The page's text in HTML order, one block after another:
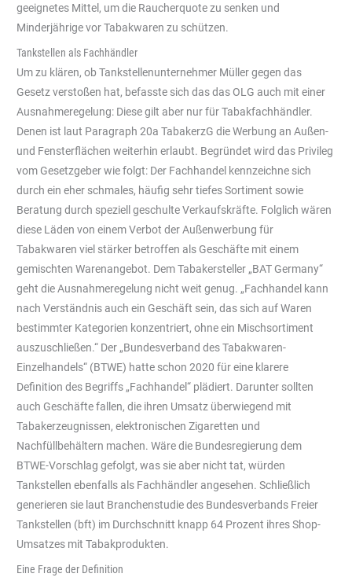
geeignetes Mittel, um die Raucherquote zu senken und
Minderjährige vor Tabakwaren zu schützen.
Tankstellen als Fachhändler
Um zu klären, ob Tankstellenunternehmer Müller gegen das
Gesetz verstoßen hat, befasste sich das das OLG auch mit einer
Ausnahmeregelung: Diese gilt aber nur für Tabakfachhändler.
Denen ist laut Paragraph 20a TabakerzG die Werbung an Außen-
und Fensterflächen weiterhin erlaubt. Begründet wird das Privileg
vom Gesetzgeber wie folgt: Der Fachhandel kennzeichne sich
durch ein eher schmales, häufig sehr tiefes Sortiment sowie
Beratung durch speziell geschulte Verkaufskräfte. Folglich wären
diese Läden von einem Verbot der Außenwerbung für
Tabakwaren viel stärker betroffen als Geschäfte mit einem
gemischten Warenangebot. Dem Tabakersteller „BAT Germany“
geht die Ausnahmeregelung nicht weit genug. „Fachhandel kann
nach Verständnis auch ein Geschäft sein, das sich auf Waren
bestimmter Kategorien konzentriert, ohne ein Mischsortiment
auszuschließen.“ Der „Bundesverband des Tabakwaren-
Einzelhandels“ (BTWE) hatte schon 2020 für eine klarere
Definition des Begriffs „Fachhandel“ plädiert. Darunter sollten
auch Geschäfte fallen, die ihren Umsatz überwiegend mit
Tabakerzeugnissen, elektronischen Zigaretten und
Nachfüllbehältern machen. Wäre die Bundesregierung dem
BTWE-Vorschlag gefolgt, was sie aber nicht tat, würden
Tankstellen ebenfalls als Fachhändler angesehen. Schließlich
generieren sie laut Branchenstudie des Bundesverbands Freier
Tankstellen (bft) im Durchschnitt knapp 64 Prozent ihres Shop-
Umsatzes mit Tabakprodukten.
Eine Frage der Definition